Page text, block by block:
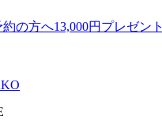
の方へ13,000円プレゼント